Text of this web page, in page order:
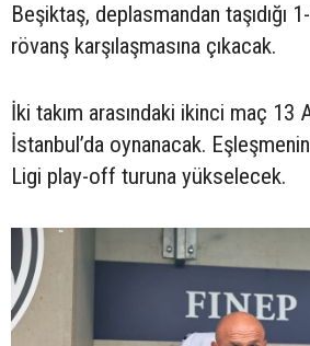
Beşiktaş, deplasmandan taşıdığı
rövanş karşılaşmasına çıkacak.
İki takım arasındaki ikinci maç 13
İstanbul’da oynanacak.
Ligi play-off turuna yükselecek.